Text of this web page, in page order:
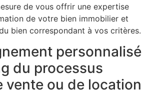
de vous offrir une expertise
de votre bien immobilier et
bien correspondant à vos critères.
personnalisé
du processus
vente ou de location